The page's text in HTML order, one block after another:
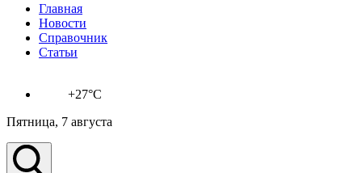
Главная
Новости
Справочник
Статьи
+27°C
Пятница, 7 августа